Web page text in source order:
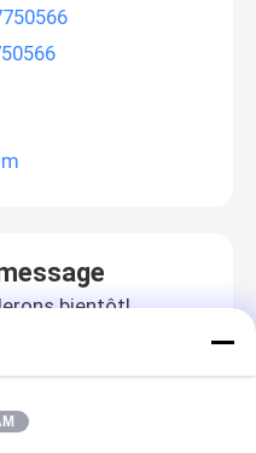
bientôt!